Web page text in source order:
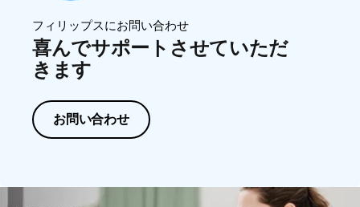
フィリップスにお問い合わせ
喜んでサポートさせていただ
きます
お問い合わせ